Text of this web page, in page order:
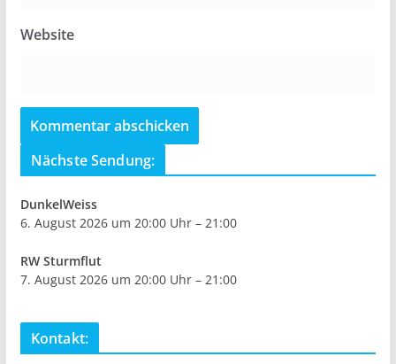
Website
Nächste Sendung:
DunkelWeiss
6. August 2026 um 20:00 Uhr – 21:00
RW Sturmflut
7. August 2026 um 20:00 Uhr – 21:00
Kontakt: